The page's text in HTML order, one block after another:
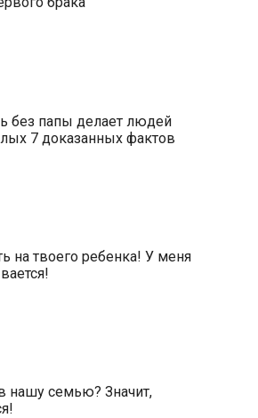
без папы делает людей
7 доказанных фактов
на твоего ребенка! У меня
нашу семью? Значит,